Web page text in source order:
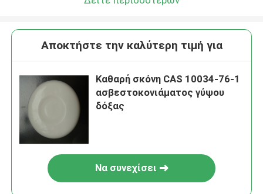
Αποκτήστε την καλύτερη τιμή για
Καθαρή σκόνη CAS 10034-76-1
ασβεστοκονιάματος γύψου
δόξας
Να συνεχίσει